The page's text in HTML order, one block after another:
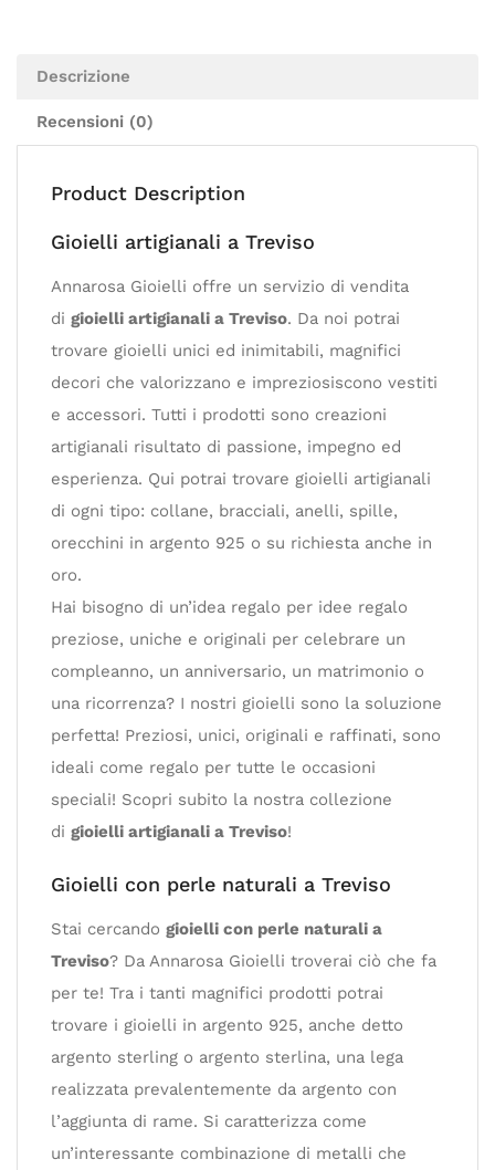
Descrizione
Recensioni (0)
Product Description
Gioielli artigianali a Treviso
Annarosa Gioielli offre un servizio di vendita
di gioielli artigianali a Treviso. Da noi potrai
trovare gioielli unici ed inimitabili, magnifici
decori che valorizzano e impreziosiscono vestiti
e accessori. Tutti i prodotti sono creazioni
artigianali risultato di passione, impegno ed
esperienza. Qui potrai trovare gioielli artigianali
di ogni tipo: collane, bracciali, anelli, spille,
orecchini in argento 925 o su richiesta anche in
oro.
Hai bisogno di un’idea regalo per idee regalo
preziose, uniche e originali per celebrare un
compleanno, un anniversario, un matrimonio o
una ricorrenza? I nostri gioielli sono la soluzione
perfetta! Preziosi, unici, originali e raffinati, sono
ideali come regalo per tutte le occasioni
speciali! Scopri subito la nostra collezione
di gioielli artigianali a Treviso!
Gioielli con perle naturali a Treviso
Stai cercando gioielli con perle naturali a
Treviso? Da Annarosa Gioielli troverai ciò che fa
per te! Tra i tanti magnifici prodotti potrai
trovare i gioielli in argento 925, anche detto
argento sterling o argento sterlina, una lega
realizzata prevalentemente da argento con
l’aggiunta di rame. Si caratterizza come
un’interessante combinazione di metalli che